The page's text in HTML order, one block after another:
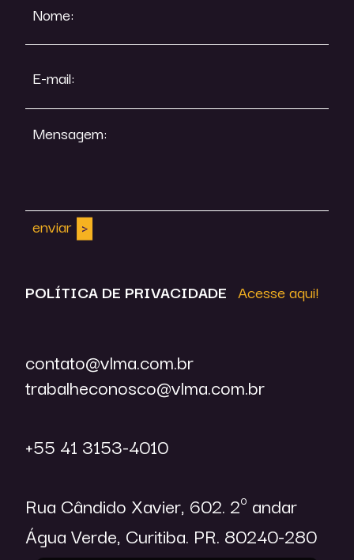
Nome:
E-mail:
Mensagem:
enviar
POLÍTICA DE PRIVACIDADE Acesse aqui!
contato@vlma.com.br
trabalheconosco@vlma.com.br
+55 41 3153-4010
Rua Cândido Xavier, 602. 2º andar
Água Verde, Curitiba. PR. 80240-280